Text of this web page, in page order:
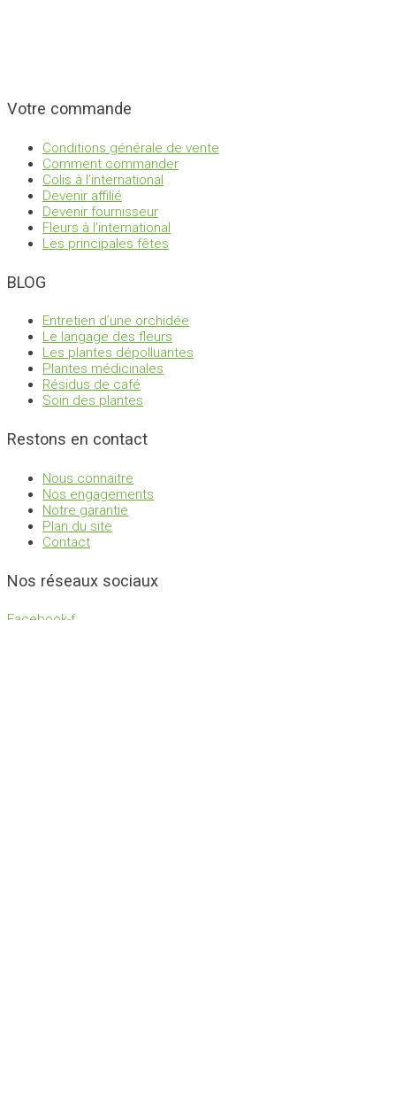
Votre commande
Conditions générale de vente
Comment commander
Colis à l’international
Devenir affilié
Devenir fournisseur
Fleurs à l’international
Les principales fêtes
BLOG
Entretien d’une orchidée
Le langage des fleurs
Les plantes dépolluantes
Plantes médicinales
Résidus de café
Soin des plantes
Restons en contact
Nous connaitre
Nos engagements
Notre garantie
Plan du site
Contact
Nos réseaux sociaux
Facebook-f